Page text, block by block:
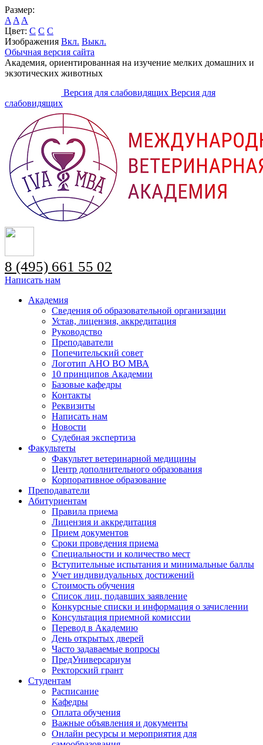
Размер:
A A A
Цвет: C C C
Изображения Вкл. Выкл.
Обычная версия сайта
Академия, ориентированная на изучение мелких домашних и
экзотических животных
Версия для слабовидящих Версия для
слабовидящих
8 (495) 661 55 02
Написать нам
Академия
Сведения об образовательной организации
Устав, лицензия, аккредитация
Руководство
Преподаватели
Попечительский совет
Логотип АНО ВО МВА
10 принципов Академии
Базовые кафедры
Контакты
Реквизиты
Написать нам
Новости
Судебная экспертиза
Факультеты
Факультет ветеринарной медицины
Центр дополнительного образования
Корпоративное образование
Преподаватели
Абитуриентам
Правила приема
Лицензия и аккредитация
Прием документов
Сроки проведения приема
Специальности и количество мест
Вступительные испытания и минимальные баллы
Учет индивидуальных достижений
Стоимость обучения
Список лиц, подавших заявление
Конкурсные списки и информация о зачислении
Консультация приемной комиссии
Перевод в Академию
День открытых дверей
Часто задаваемые вопросы
ПредУниверсариум
Ректорский грант
Студентам
Расписание
Кафедры
Оплата обучения
Важные объявления и документы
Онлайн ресурсы и мероприятия для